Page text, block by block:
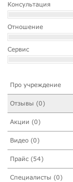
Консультация
Отношение
Сервис
Про учреждение
Отзывы (0)
Акции (0)
Видео (0)
Прайс (54)
Специалисты (0)